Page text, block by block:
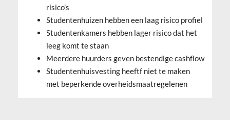
risico’s
Studentenhuizen hebben een laag risico profiel
Studentenkamers hebben lager risico dat het
leeg komt te staan
Meerdere huurders geven bestendige cashflow
Studentenhuisvesting heeftf niet te maken
met beperkende overheidsmaatregelenen